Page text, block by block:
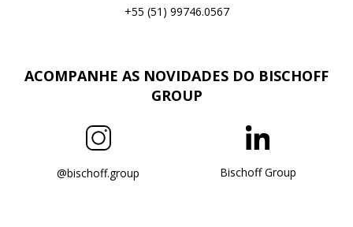
+55 (51) 99746.0567
ACOMPANHE AS NOVIDADES DO BISCHOFF
GROUP
@bischoff.group Bischoff Group